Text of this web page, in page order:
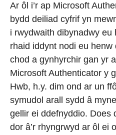
Ar ôl i’r ap Microsoft
bydd deiliad cyfrif yn
i rwydwaith dibynadwy eu
rhaid iddynt nodi eu
chod a gynhyrchir gan yr
Microsoft Authenticator y
Hwb, h.y. dim ond ar un
symudol arall sydd â
gellir ei ddefnyddio. Does
dor â’r rhyngrwyd ar ôl ei